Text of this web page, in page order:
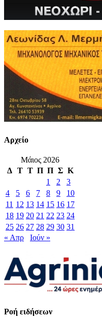
Αρχείο
Μάιος 2026
Δ Τ Τ Π Π Σ Κ
1
2
3
4
5 6 7 8 9
10
11 12 13 14 15 16 17
18 19 20 21 22 23 24
25 26 27 28 29 30 31
« Απρ
Ιούν »
Ροή ειδήσεων